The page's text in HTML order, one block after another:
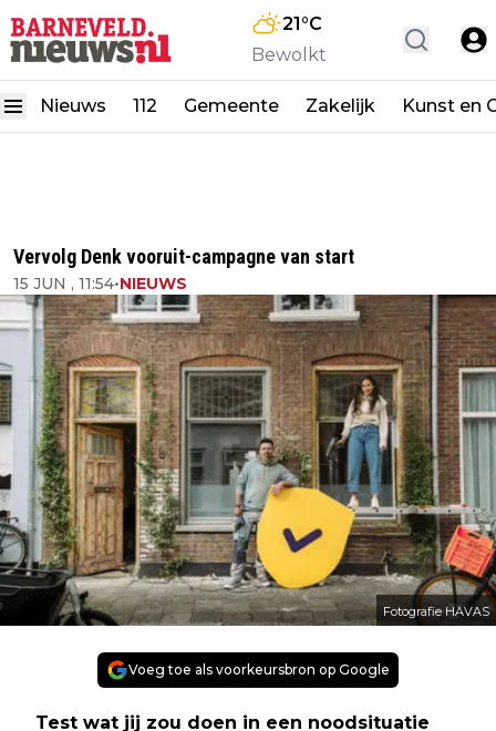
21°C
Bewolkt
Nieuws 112 Gemeente Zakelijk Kunst en
Vervolg Denk vooruit-campagne van start
15 JUN , 11:54•NIEUWS
Fotografie HAVAS
Voeg toe als voorkeursbron op Google
Test wat jij zou doen in een noodsituatie